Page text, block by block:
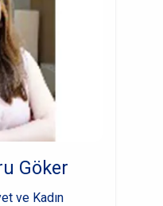
Göker
ve Kadın